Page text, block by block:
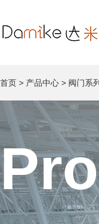
首页 > 产品中心 > 阀门系列